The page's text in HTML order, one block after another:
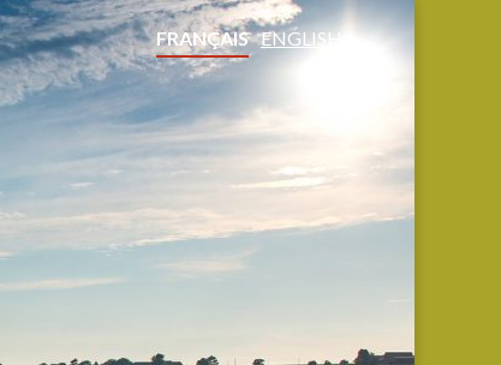
FRANÇAIS ENGLISH